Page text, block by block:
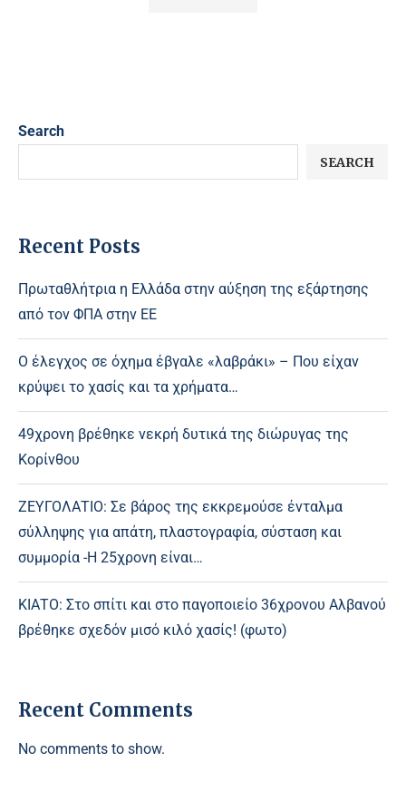
Search
SEARCH
Recent Posts
Πρωταθλήτρια η Ελλάδα στην αύξηση της εξάρτησης
από τον ΦΠΑ στην ΕΕ
Ο έλεγχος σε όχημα έβγαλε «λαβράκι» – Που είχαν
κρύψει το χασίς και τα χρήματα…
49χρονη βρέθηκε νεκρή δυτικά της διώρυγας της
Κορίνθου
ΖΕΥΓΟΛΑΤΙΟ: Σε βάρος της εκκρεμούσε ένταλμα
σύλληψης για απάτη, πλαστογραφία, σύσταση και
συμμορία -Η 25χρονη είναι…
ΚΙΑΤΟ: Στο σπίτι και στο παγοποιείο 36χρονου Αλβανού
βρέθηκε σχεδόν μισό κιλό χασίς! (φωτο)
Recent Comments
No comments to show.